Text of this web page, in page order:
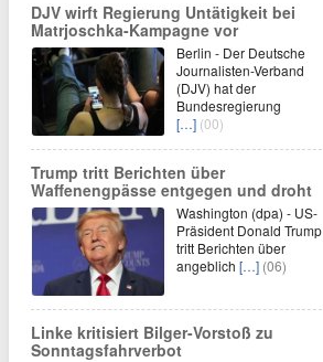
DJV wirft Regierung Untätigkeit bei
Matrjoschka-Kampagne vor
Berlin - Der Deutsche
Journalisten-Verband
(DJV) hat der
Bundesregierung
[…] (00)
Trump tritt Berichten über
Waffenengpässe entgegen und droht
Washington (dpa) - US-
Präsident Donald Trump
tritt Berichten über
angeblich […] (06)
Linke kritisiert Bilger-Vorstoß zu
Sonntagsfahrverbot